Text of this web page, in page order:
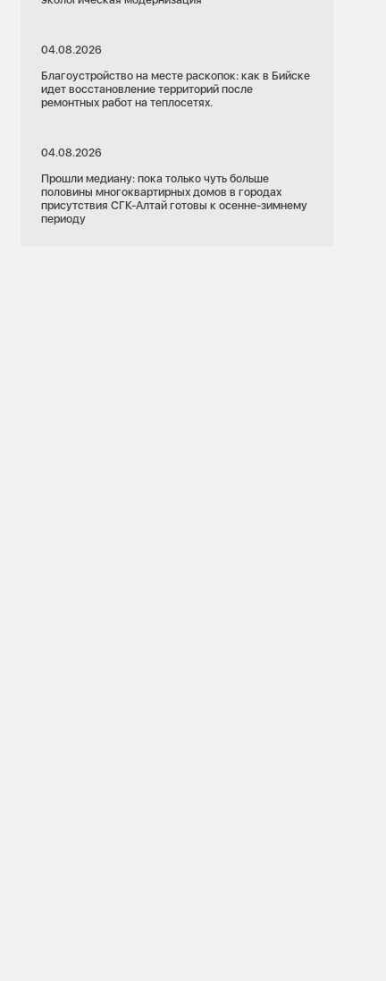
04.08.2026
Благоустройство на месте раскопок: как в Бийске
идет восстановление территорий после
ремонтных работ на теплосетях.
04.08.2026
Прошли медиану: пока только чуть больше
половины многоквартирных домов в городах
присутствия СГК-Алтай готовы к осенне-зимнему
периоду